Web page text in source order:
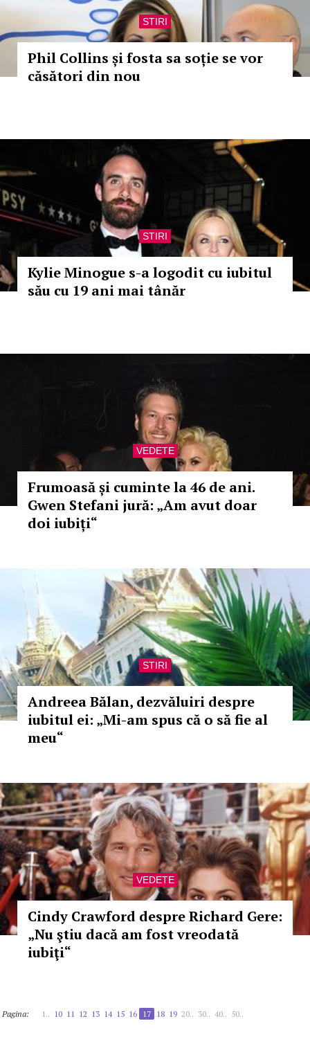
STIRI
Phil Collins și fosta sa soție se vor
căsători din nou
STIRI
Kylie Minogue s-a logodit cu iubitul
său cu 19 ani mai tânăr
VEDETE
Frumoasă și cuminte la 46 de ani.
Gwen Stefani jură: „Am avut doar
doi iubiți“
STIRI
Andreea Bălan, dezvăluiri despre
iubitul ei: „Mi-am spus că o să fie al
meu“
VEDETE
Cindy Crawford despre Richard Gere:
„Nu ştiu dacă am fost vreodată
iubiţi“
Pagina: 1.. 10 11 12 13 14 15 16 17 18 19 20.. 30.. 40.. 50..